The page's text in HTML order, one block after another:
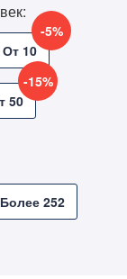
От 10
-5%
50
-15%
Более 252